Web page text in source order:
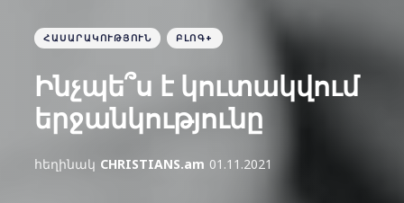
ՀԱՍԱՐԱԿՈՒԹՅՈՒՆ ԲԼՈԳ+
Ինչպե՞ս է կուտակվում
երջանկությունը
հեղինակ CHRISTIANS.am 01.11.2021